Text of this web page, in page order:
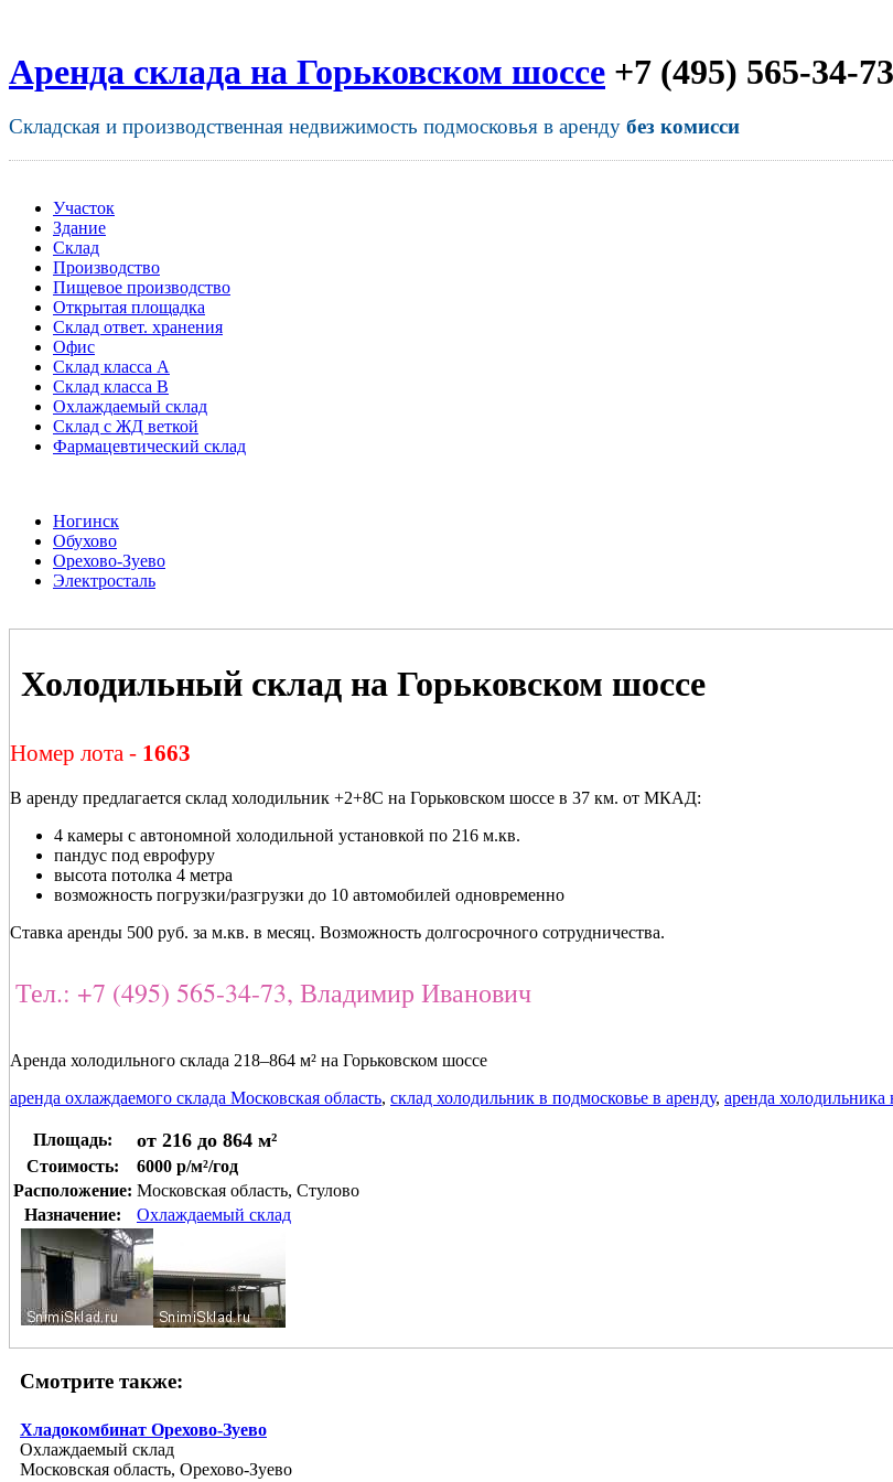
Аренда склада на Горьковском шоссе +7 (495) 565-34-73
Складская и производственная недвижимость подмосковья в аренду без комисси
Участок
Здание
Склад
Производство
Пищевое производство
Открытая площадка
Склад ответ. хранения
Офис
Склад класса A
Склад класса B
Охлаждаемый склад
Склад с ЖД веткой
Фармацевтический склад
Ногинск
Обухово
Орехово-Зуево
Электросталь
Холодильный склад на Горьковском шоссе
Номер лота - 1663
В аренду предлагается склад холодильник +2+8С на Горьковском шоссе в 37 км. от МКАД:
4 камеры с автономной холодильной установкой по 216 м.кв.
пандус под еврофуру
высота потолка 4 метра
возможность погрузки/разгрузки до 10 автомобилей одновременно
Ставка аренды 500 руб. за м.кв. в месяц. Возможность долгосрочного сотрудничества.
Тел.: +7 (495) 565-34-73, Владимир Иванович
Аренда холодильного склада 218–864 м² на Горьковском шоссе
аренда охлаждаемого склада Московская область, склад холодильник в подмосковье в аренду, аренда холодильника
Площадь: от 216 до 864 м²
Стоимость:
6000 р/м²/год
Расположение: Московская область, Стулово
Назначение:
Охлаждаемый склад
Смотрите также:
Хладокомбинат Орехово-Зуево
Охлаждаемый склад
Московская область, Орехово-Зуево